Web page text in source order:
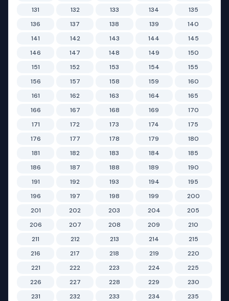
131
132 133 134
135
136
137 138 139
140
141
142 143 144
145
146
147 148 149
150
151
152 153 154
155
156
157 158 159
160
161
162 163 164
165
166
167 168 169
170
171
172 173 174
175
176
177 178 179
180
181
182 183 184
185
186
187 188 189
190
191
192 193 194
195
196
197 198 199
200
201
202 203 204
205
206
207 208 209
210
211
212 213 214
215
216
217 218 219
220
221
222 223 224
225
226
227 228 229
230
231
232 233 234
235